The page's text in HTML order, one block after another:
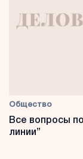
Общество
Все вопросы
линии”